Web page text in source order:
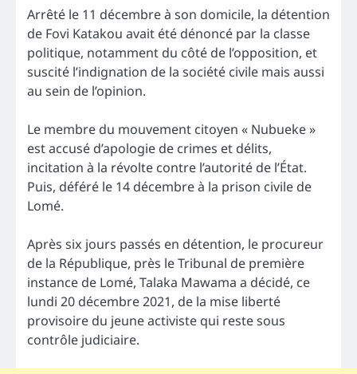
Arrêté le 11 décembre à son domicile, la détention
de Fovi Katakou avait été dénoncé par la classe
politique, notamment du côté de l’opposition, et
suscité l’indignation de la société civile mais aussi
au sein de l’opinion.
Le membre du mouvement citoyen « Nubueke »
est accusé d’apologie de crimes et délits,
incitation à la révolte contre l’autorité de l’État.
Puis, déféré le 14 décembre à la prison civile de
Lomé.
Après six jours passés en détention, le procureur
de la République, près le Tribunal de première
instance de Lomé, Talaka Mawama a décidé, ce
lundi 20 décembre 2021, de la mise liberté
provisoire du jeune activiste qui reste sous
contrôle judiciaire.